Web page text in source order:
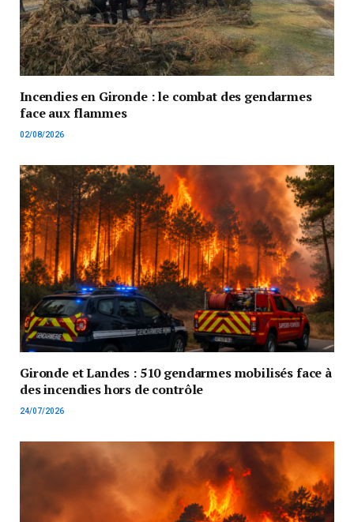
Incendies en Gironde : le combat des gendarmes
face aux flammes
02/08/2026
Gironde et Landes : 510 gendarmes mobilisés face à
des incendies hors de contrôle
24/07/2026